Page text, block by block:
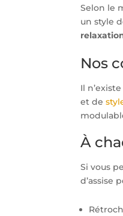
Selon le
un style
Nos
Il
et de
À
Si vous
d’assise